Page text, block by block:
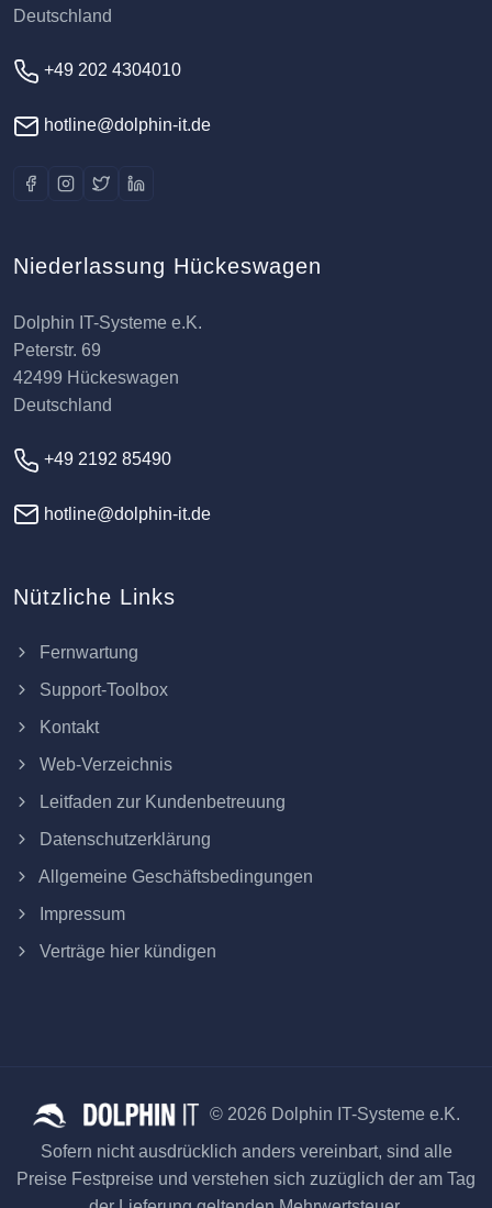
Deutschland
+49 202 4304010
hotline@dolphin-it.de
Niederlassung Hückeswagen
Dolphin IT-Systeme e.K.
Peterstr. 69
42499 Hückeswagen
Deutschland
+49 2192 85490
hotline@dolphin-it.de
Nützliche Links
Fernwartung
Support-Toolbox
Kontakt
Web-Verzeichnis
Leitfaden zur Kundenbetreuung
Datenschutzerklärung
Allgemeine Geschäftsbedingungen
Impressum
Verträge hier kündigen
© 2026 Dolphin IT-Systeme e.K.
Sofern nicht ausdrücklich anders vereinbart, sind alle
Preise Festpreise und verstehen sich zuzüglich der am Tag